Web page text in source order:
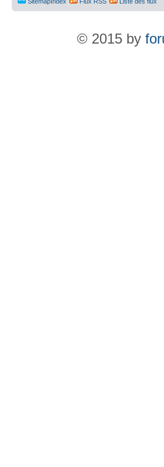
© 2015 by